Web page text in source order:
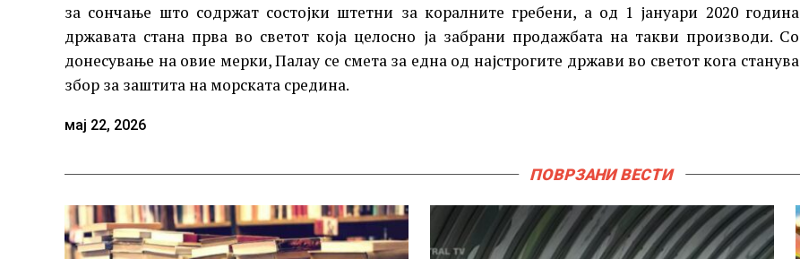
за сончање што содржат состојки штетни за коралните гребени, а од 1 јануари 2020 година
државата стана прва во светот која целосно ја забрани продажбата на такви производи. Со
донесување на овие мерки, Палау се смета за една од најстрогите држави во светот кога станува
збор за заштита на морската средина.
мај 22, 2026
ПОВРЗАНИ ВЕСТИ